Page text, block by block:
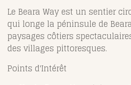
Le Beara Way est un sentier
qui longe la péninsule de
paysages côtiers
des villages pittoresques.
Points d'Intérêt